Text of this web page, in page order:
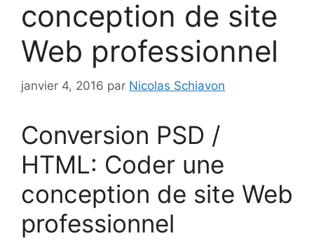
conception de site
Web professionnel
janvier 4, 2016 par Nicolas Schiavon
Conversion PSD /
HTML: Coder une
conception de site Web
professionnel